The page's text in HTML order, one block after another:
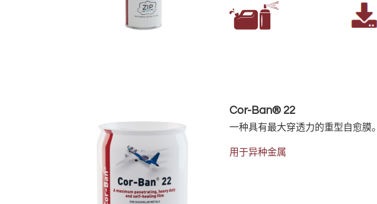
Cor-Ban® 22
一种具有最大穿透力的重型自愈膜。
用于异种金属